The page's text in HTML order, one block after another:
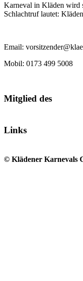
Karneval in Kläden wird
Schlachtruf lautet:
Email:
Mobil: 0173 499 5008
Mitglied des
Links
© Klädener Karnevals